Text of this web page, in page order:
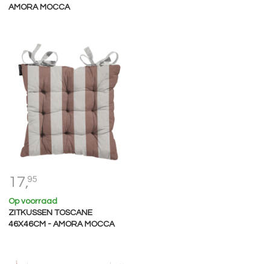
AMORA MOCCA
17,95
Op voorraad
ZITKUSSEN TOSCANE
46X46CM - AMORA MOCCA